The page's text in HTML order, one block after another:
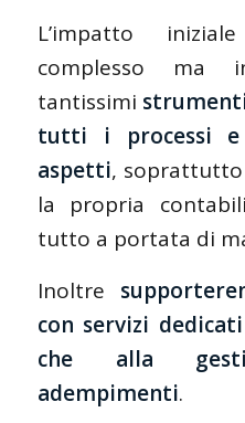
L’impatto
complesso ma
tantissimi
tutti i processi e
aspetti,
la propria
tutto a portata di
Inoltre
con servizi
che alla
adempimenti.